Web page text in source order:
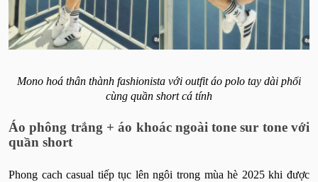
Mono hoá thân thành fashionista với outfit áo polo tay dài phối
cùng quần short cá tính
Áo phông trắng + áo khoác ngoài tone sur tone với
quần short
Phong cach casual tiếp tục lên ngôi trong mùa hè 2025 khi được